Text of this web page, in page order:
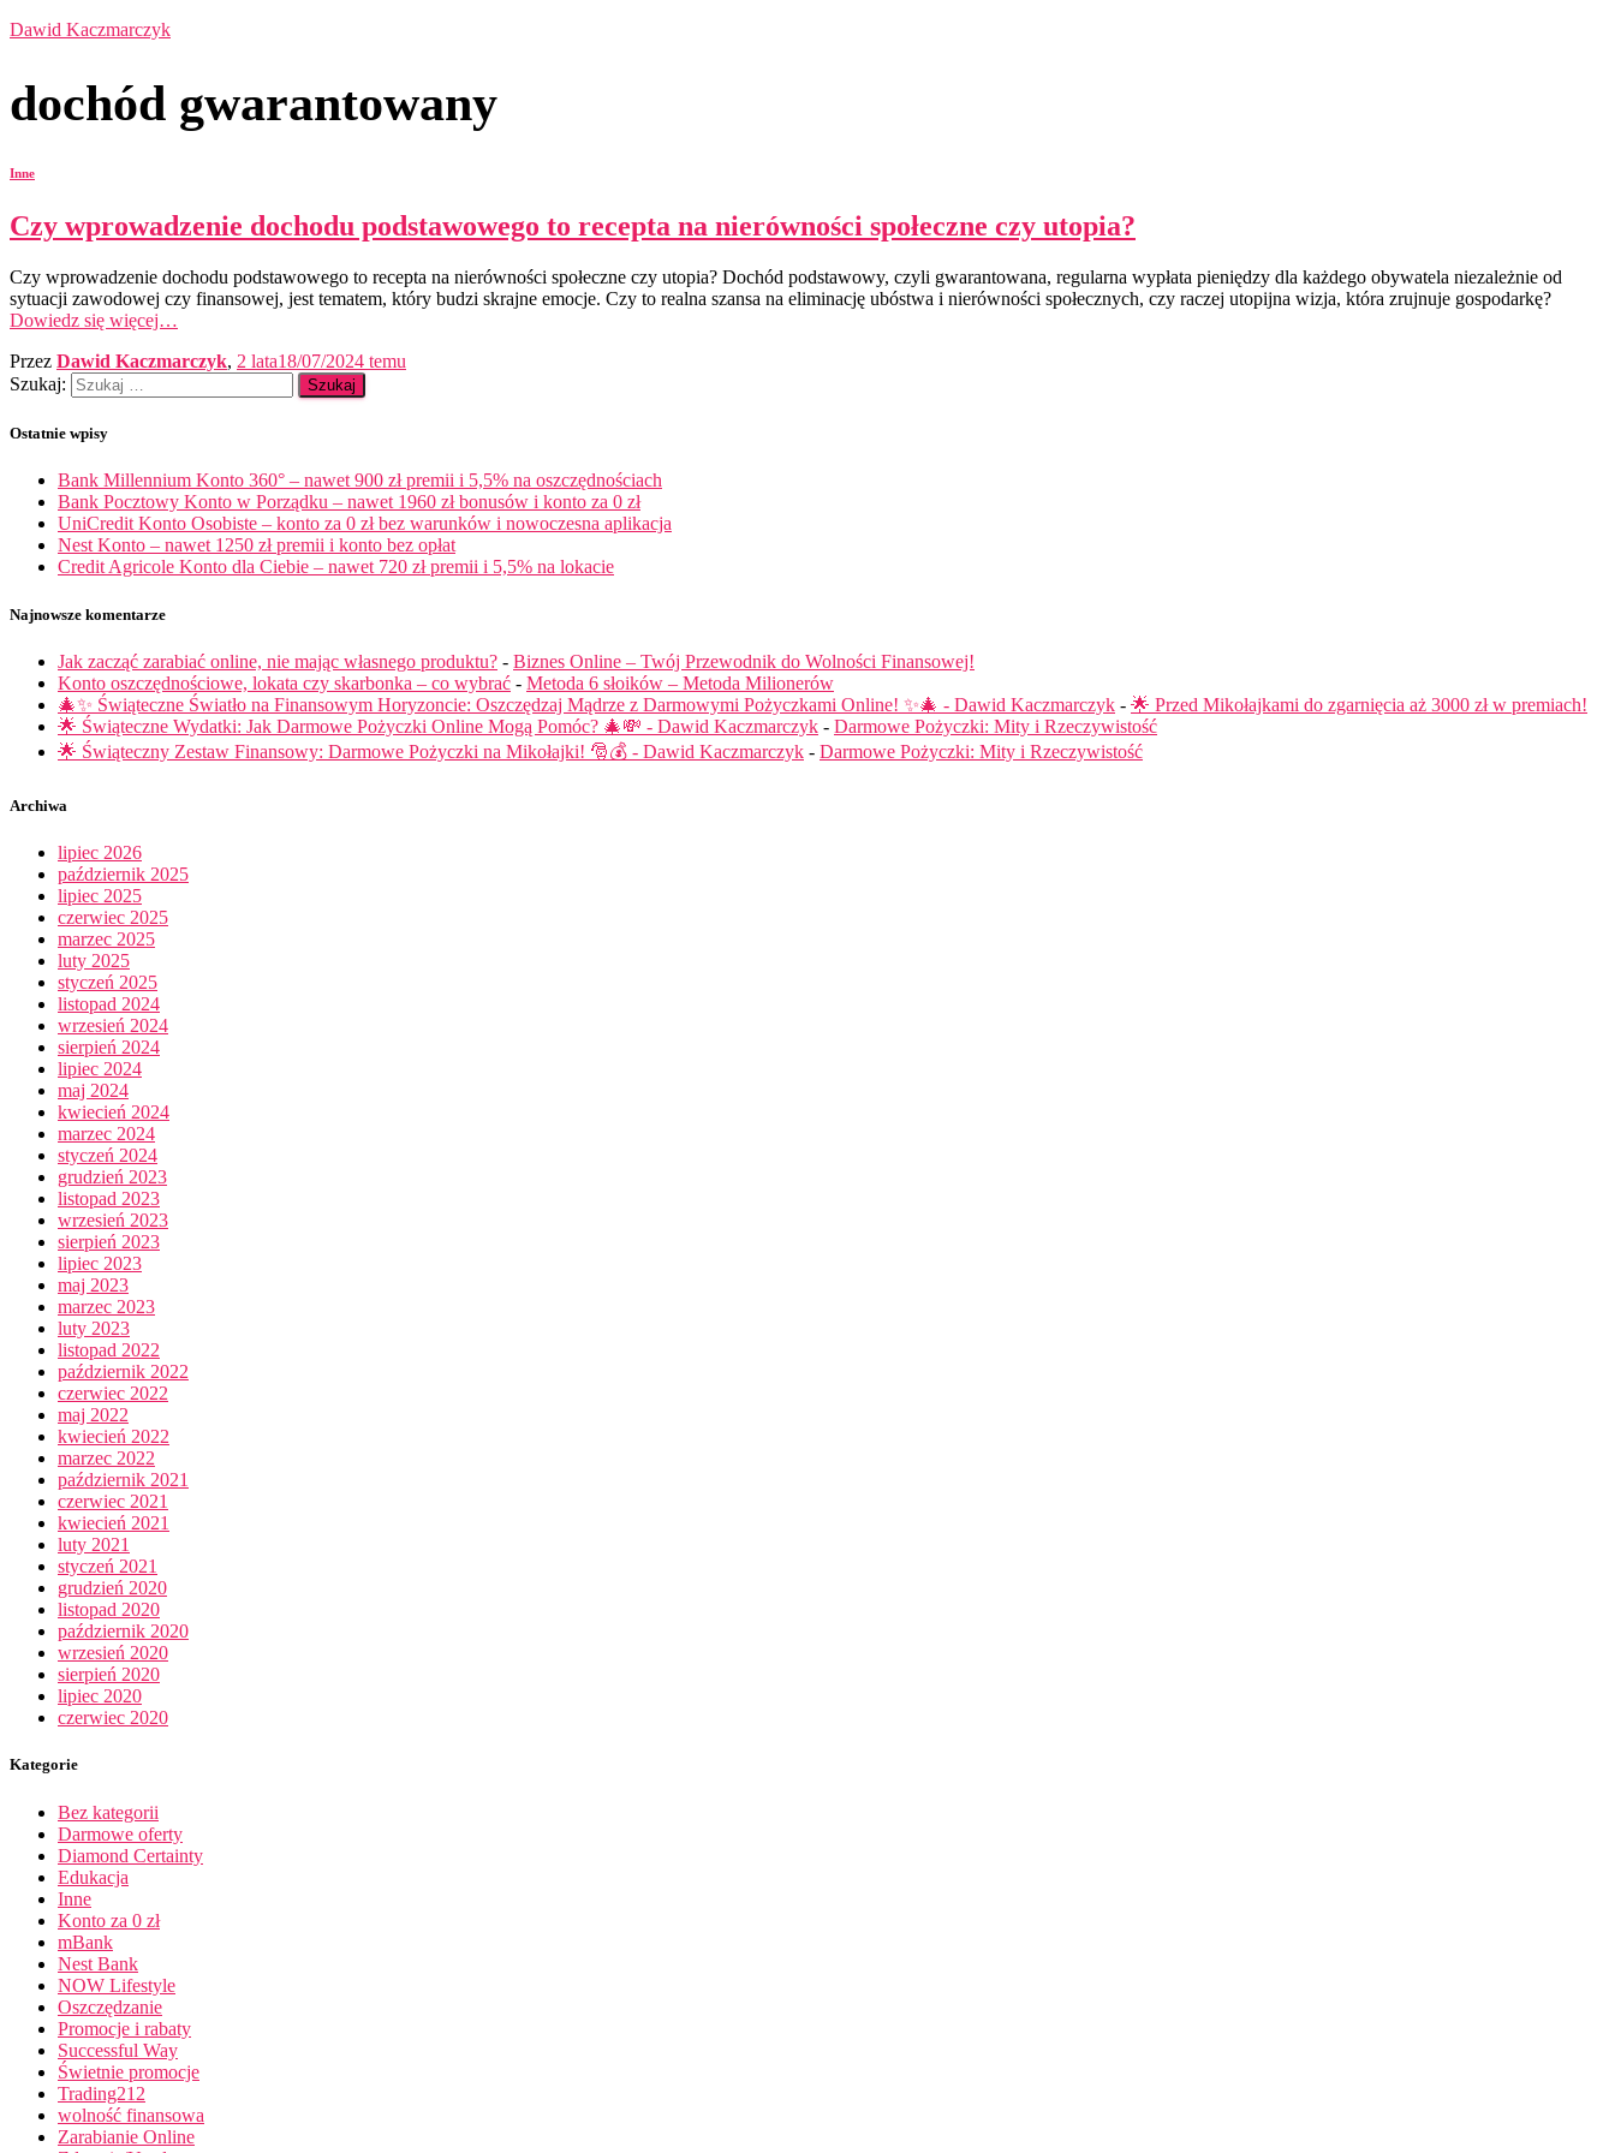
Dawid Kaczmarczyk
dochód gwarantowany
Inne
Czy wprowadzenie dochodu podstawowego to recepta na nierówności społeczne czy utopia?
Czy wprowadzenie dochodu podstawowego to recepta na nierówności społeczne czy utopia? Dochód podstawowy, czyli gwarantowana, regularna wypłata pieniędzy dla każdego obywatela niezależnie od
sytuacji zawodowej czy finansowej, jest tematem, który budzi skrajne emocje. Czy to realna szansa na eliminację ubóstwa i nierówności społecznych, czy raczej utopijna wizja, która zrujnuje gospodarkę?
Dowiedz się więcej…
Przez Dawid Kaczmarczyk, 2 lata18/07/2024 temu
Szukaj:
Ostatnie wpisy
Bank Millennium Konto 360° – nawet 900 zł premii i 5,5% na oszczędnościach
Bank Pocztowy Konto w Porządku – nawet 1960 zł bonusów i konto za 0 zł
UniCredit Konto Osobiste – konto za 0 zł bez warunków i nowoczesna aplikacja
Nest Konto – nawet 1250 zł premii i konto bez opłat
Credit Agricole Konto dla Ciebie – nawet 720 zł premii i 5,5% na lokacie
Najnowsze komentarze
Jak zacząć zarabiać online, nie mając własnego produktu? - Biznes Online – Twój Przewodnik do Wolności Finansowej!
Konto oszczędnościowe, lokata czy skarbonka – co wybrać - Metoda 6 słoików – Metoda Milionerów
🎄✨ Świąteczne Światło na Finansowym Horyzoncie: Oszczędzaj Mądrze z Darmowymi Pożyczkami Online! ✨🎄 - Dawid Kaczmarczyk - 🌟 Przed Mikołajkami do zgarnięcia aż 3000 zł w premiach!
🌟 Świąteczne Wydatki: Jak Darmowe Pożyczki Online Mogą Pomóc? 🎄💸 - Dawid Kaczmarczyk - Darmowe Pożyczki: Mity i Rzeczywistość
🌟 Świąteczny Zestaw Finansowy: Darmowe Pożyczki na Mikołajki! 🎅💰 - Dawid Kaczmarczyk - Darmowe Pożyczki: Mity i Rzeczywistość
Archiwa
lipiec 2026
październik 2025
lipiec 2025
czerwiec 2025
marzec 2025
luty 2025
styczeń 2025
listopad 2024
wrzesień 2024
sierpień 2024
lipiec 2024
maj 2024
kwiecień 2024
marzec 2024
styczeń 2024
grudzień 2023
listopad 2023
wrzesień 2023
sierpień 2023
lipiec 2023
maj 2023
marzec 2023
luty 2023
listopad 2022
październik 2022
czerwiec 2022
maj 2022
kwiecień 2022
marzec 2022
październik 2021
czerwiec 2021
kwiecień 2021
luty 2021
styczeń 2021
grudzień 2020
listopad 2020
październik 2020
wrzesień 2020
sierpień 2020
lipiec 2020
czerwiec 2020
Kategorie
Bez kategorii
Darmowe oferty
Diamond Certainty
Edukacja
Inne
Konto za 0 zł
mBank
Nest Bank
NOW Lifestyle
Oszczędzanie
Promocje i rabaty
Successful Way
Świetnie promocje
Trading212
wolność finansowa
Zarabianie Online